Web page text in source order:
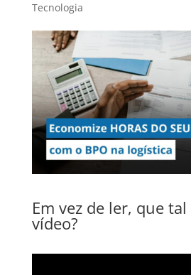
Tecnologia
Em vez de ler, que
vídeo?